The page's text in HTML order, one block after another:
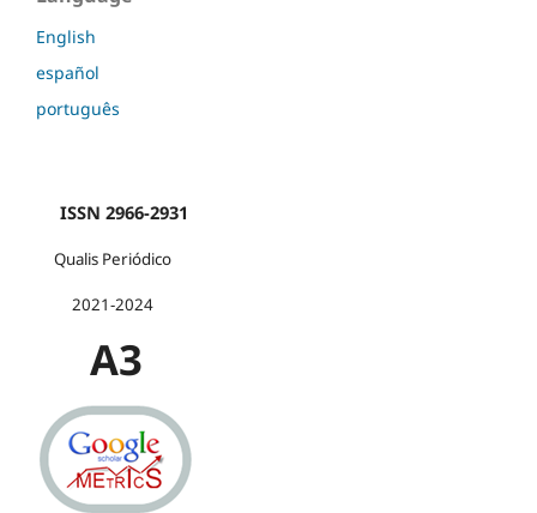
English
español
português
ISSN 2966-2931
Qualis Periódico
2021-2024
A3